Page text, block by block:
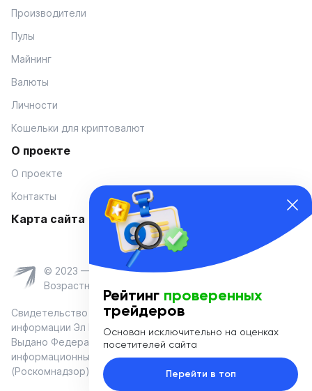
Производители
Пулы
Майнинг
Валюты
Личности
Кошельки для криптовалют
О проекте
О проекте
Контакты
Карта сайта
© 2023 — Coinmania
Возрастное ограничение 16+
Свидетельство о регистрации средства массовой
информации Эл № ФС 77-74908 от «25» января 2019 г.
Выдано Федеральной службой по надзору в сфере связи,
информационных технологий и массовых коммуникаций
(Роскомнадзор)
Рейтинг проверенных
трейдеров
Основан исключительно на оценках
посетителей сайта
Перейти в топ